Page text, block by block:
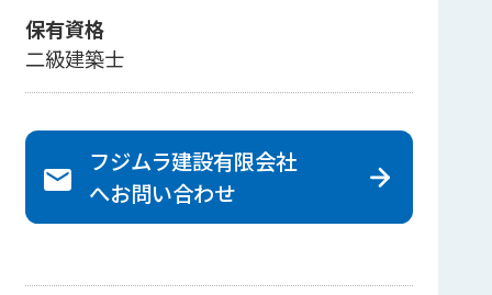
保有資格
二級建築士
フジムラ建設有限会社
へお問い合わせ